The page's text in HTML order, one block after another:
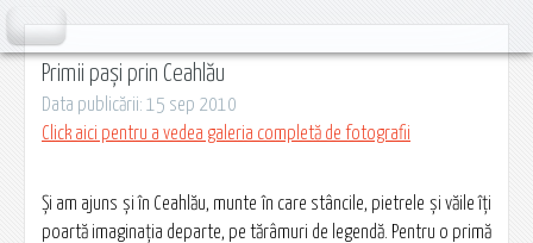
Primii pași prin Ceahlău
Data publicării: 15 sep 2010
Click aici pentru a vedea galeria completă de fotografii
Şi am ajuns şi în Ceahlău, munte în care stâncile, pietrele şi văile îţi
poartă imaginaţia departe, pe tărâmuri de legendă. Pentru o primă